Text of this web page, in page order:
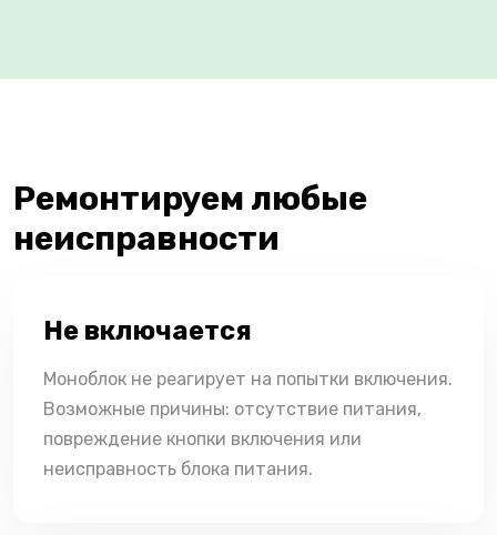
Ремонтируем любые
неисправности
Не включается
Моноблок не реагирует на попытки включения.
Возможные причины: отсутствие питания,
повреждение кнопки включения или
неисправность блока питания.